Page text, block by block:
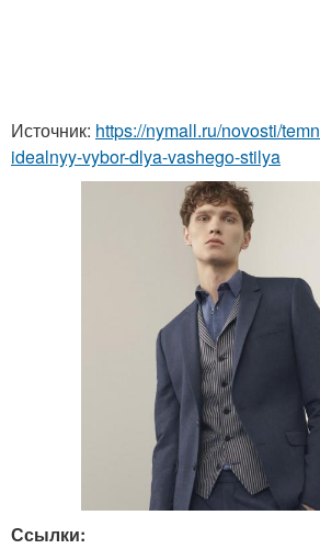
Источник: https://nymall.ru/novosti/
idealnyy-vybor-dlya-vashego-stilya
Ссылки: